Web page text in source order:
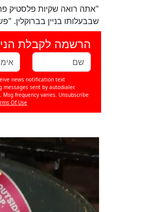
"אתה רואה שקיות פלסטיק
שבבעלותו בניין בברוקלין.
הרשמה לקבלת
news notification text
sent by autodialer.
frequency varies. Unsubscribe
Of Use